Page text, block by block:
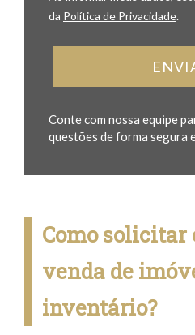
da Política de Privacidade.
Conte com nossa equipe
questões de forma segura
Como solicitar
venda de
inventário?